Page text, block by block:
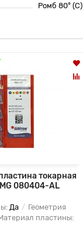
Ромб 80° (C)
токарная
080404-AL
Да
Геометрия
пластины: